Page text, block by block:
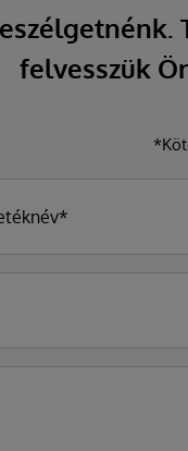
felvesszük